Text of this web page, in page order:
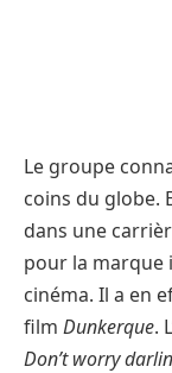
Le groupe
coins du globe.
dans une
pour la marque
cinéma. Il a en
film Dunkerque.
Don’t worry